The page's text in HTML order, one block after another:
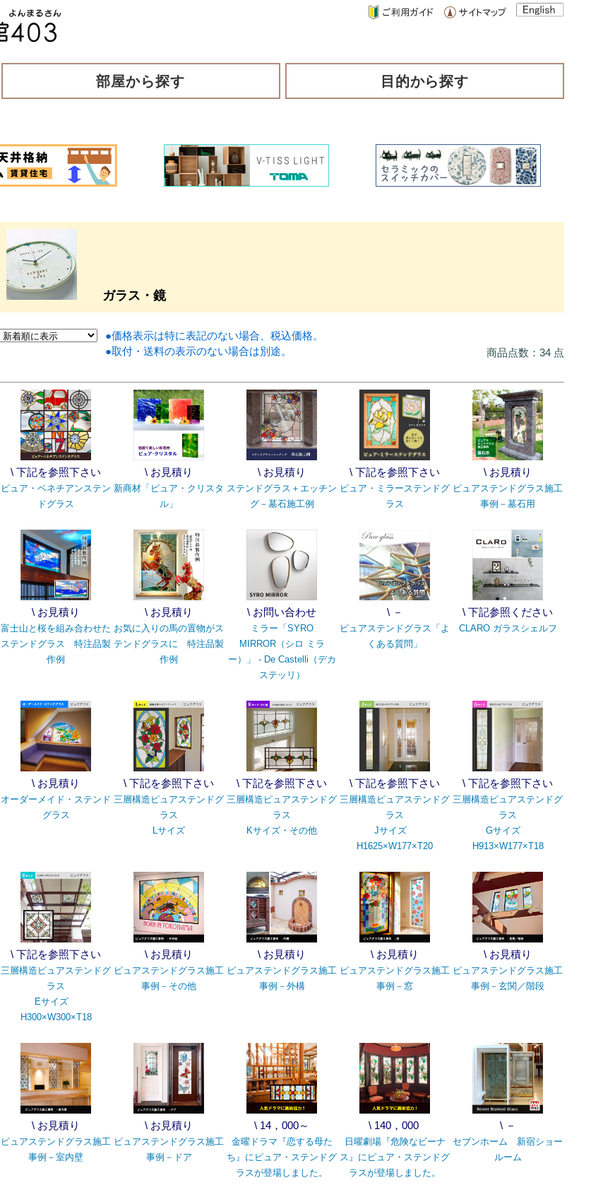
部屋から探す 目的から探す
ガラス・鏡
●価格表示は特に表記のない場合、税込価格。
●取付・送料の表示のない場合は別途。
商品点数：34 点
\ 下記を参照下さい
ピュア・ベネチアンステン
ドグラス
\ お見積り
新商材「ピュア・クリスタ
ル」
\ お見積り
ステンドグラス＋エッチン
グ－墓石施工例
\ 下記を参照下さい
ピュア・ミラーステンドグ
ラス
\ お見積り
ピュアステンドグラス施工
事例－墓石用
\ お見積り
富士山と桜を組み合わせた
ステンドグラス 特注品製
作例
\ お見積り
お気に入りの馬の置物がス
テンドグラスに 特注品製
作例
\ お問い合わせ
ミラー「SYRO
MIRROR（シロ ミラ
ー）」 - De Castelli（デカ
ステッリ）
\ －
ピュアステンドグラス「よ
くある質問」
\ 下記参照ください
CLARO ガラスシェルフ
\ お見積り
オーダーメイド・ステンド
グラス
\ 下記を参照下さい
三層構造ピュアステンドグ
ラス
Lサイズ
\ 下記を参照下さい
三層構造ピュアステンドグ
ラス
Kサイズ・その他
\ 下記を参照下さい
三層構造ピュアステンドグ
ラス
Jサイズ
H1625×W177×T20
\ 下記を参照下さい
三層構造ピュアステンドグ
ラス
Gサイズ
H913×W177×T18
\ 下記を参照下さい
三層構造ピュアステンドグ
ラス
Eサイズ
H300×W300×T18
\ お見積り
ピュアステンドグラス施工
事例－その他
\ お見積り
ピュアステンドグラス施工
事例－外構
\ お見積り
ピュアステンドグラス施工
事例－窓
\ お見積り
ピュアステンドグラス施工
事例－玄関／階段
\ お見積り
ピュアステンドグラス施工
事例－室内壁
\ お見積り
ピュアステンドグラス施工
事例－ドア
\ 14，000～
金曜ドラマ『恋する母た
ち』にピュア・ステンドグ
ラスが登場しました。
\ 140，000
日曜劇場『危険なビーナ
ス』にピュア・ステンドグ
ラスが登場しました。
\ －
セブンホーム 新宿ショー
ルーム